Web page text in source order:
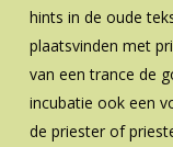
hints in de oude
plaatsvinden met
van een trance de
incubatie ook een
de priester of